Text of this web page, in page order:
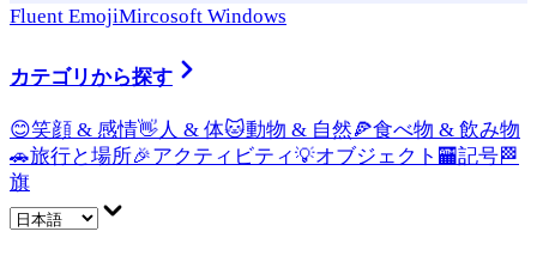
Fluent EmojiMircosoft Windows
カテゴリから探す
😊笑顔 & 感情👋 人 & 体🐱動物 & 自然🍕食べ物 & 飲み物
🚗旅行と場所🎉アクティビティ💡オブジェクト 🏧記号🏁
旗